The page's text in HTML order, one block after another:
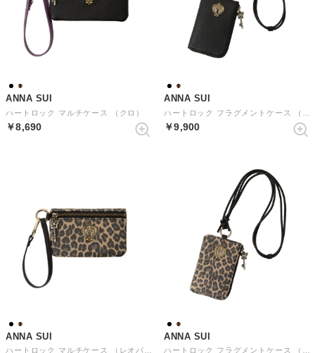
ANNA SUI
ハートロック マルチケース （クロ）
￥8,690
ANNA SUI
￥9,900
ANNA SUI ANNA SUI